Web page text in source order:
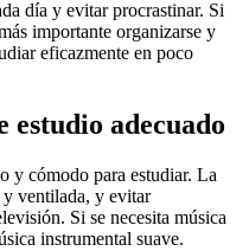
día y evitar procrastinar. Si
importante organizarse y
eficazmente en poco
estudio adecuado
y cómodo para estudiar. La
ventilada, y evitar
Si se necesita música
instrumental suave.